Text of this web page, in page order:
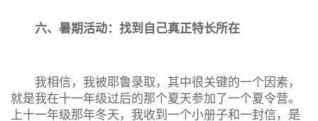
六、暑期活动：找到自己真正特长所在
我相信，我被耶鲁录取，其中很关键的一个因素，
就是我在十一年级过后的那个夏天参加了一个夏令营。
上十一年级那年冬天，我收到一个小册子和一封信，是